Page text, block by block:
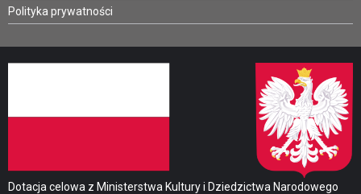
Polityka prywatności
Dotacja celowa z Ministerstwa Kultury i Dziedzictwa Narodowego